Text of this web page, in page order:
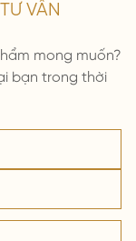
VẤN
mong muốn?
bạn trong thời